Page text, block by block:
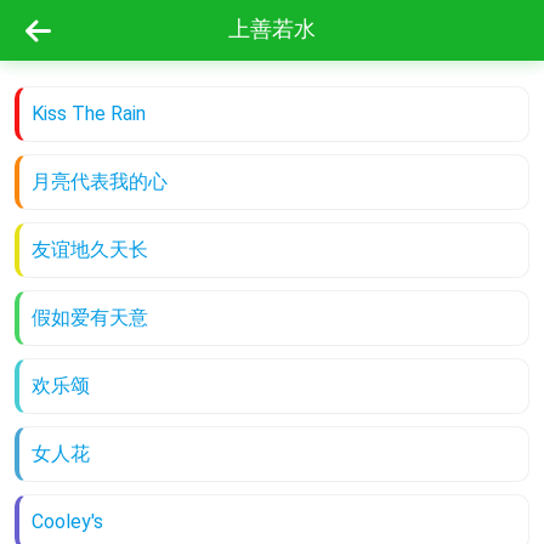
上善若水
Kiss The Rain
月亮代表我的心
友谊地久天长
假如爱有天意
欢乐颂
女人花
Cooley's